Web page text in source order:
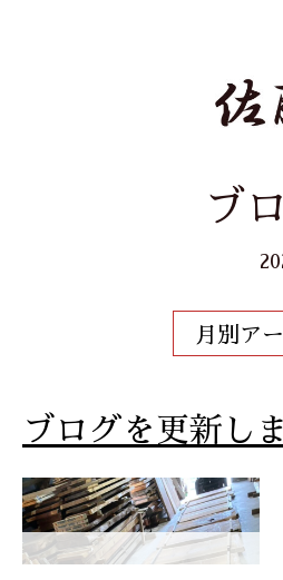
ブ
月別ア
ブログを更新し